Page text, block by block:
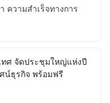
ความสำเร็จทางการ
ทศ จัดประชุมใหญ่แห่งปี
น์ธุรกิจ พร้อมฟรี